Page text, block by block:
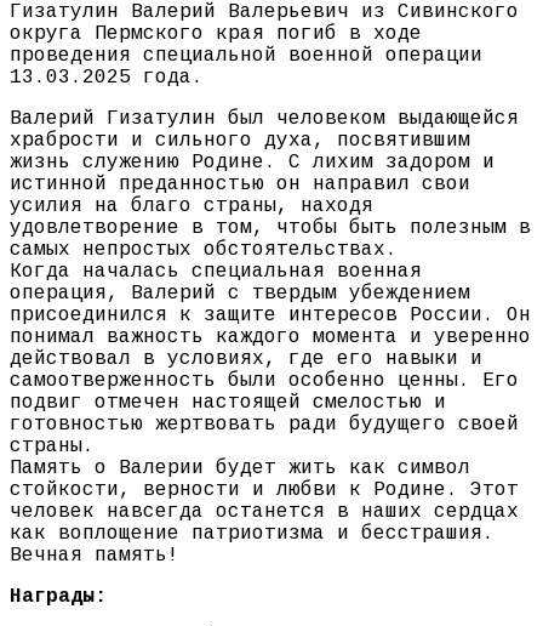
Гизатулин Валерий Валерьевич из Сивинского
округа Пермского края погиб в ходе
проведения специальной военной операции
13.03.2025 года.
Валерий Гизатулин был человеком выдающейся
храбрости и сильного духа, посвятившим
жизнь служению Родине. С лихим задором и
истинной преданностью он направил свои
усилия на благо страны, находя
удовлетворение в том, чтобы быть полезным в
самых непростых обстоятельствах.
Когда началась специальная военная
операция, Валерий c твердым убеждением
присоединился к защите интересов России. Он
понимал важность каждого момента и уверенно
действовал в условиях, где его навыки и
самоотверженность были особенно ценны. Его
подвиг отмечен настоящей смелостью и
готовностью жертвовать ради будущего своей
страны.
Память о Валерии будет жить как символ
стойкости, верности и любви к Родине. Этот
человек навсегда останется в наших сердцах
как воплощение патриотизма и бесстрашия.
Вечная память!
Награды: